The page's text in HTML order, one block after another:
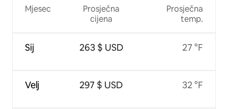
Mjesec
Sij
Velj
Prosječna
cijena
263 $ USD
297 $ USD
Prosječna
temp.
27 °F
32 °F